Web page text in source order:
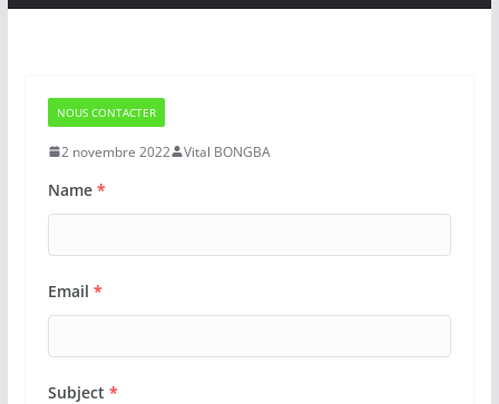
NOUS CONTACTER
2 novembre 2022 Vital BONGBA
Name *
Email *
Subject *